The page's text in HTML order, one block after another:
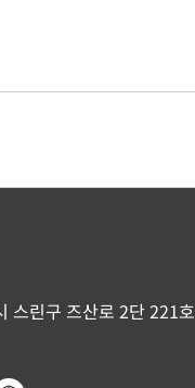
스린구 즈산로 2단 221호